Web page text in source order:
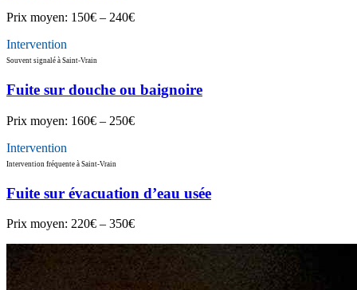
Prix moyen: 150€ – 240€
Intervention
Souvent signalé à Saint-Vrain
Fuite sur douche ou baignoire
Prix moyen: 160€ – 250€
Intervention
Intervention fréquente à Saint-Vrain
Fuite sur évacuation d’eau usée
Prix moyen: 220€ – 350€